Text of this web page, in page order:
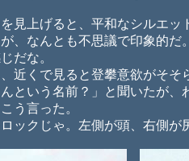
見上げると、平和なシルエッ
が、なんとも不思議で印象的だ
だな。
近くで見ると登攀意欲がそそ
という名前？」と聞いたが、
う言った。
ックじゃ。左側が頭、右側が